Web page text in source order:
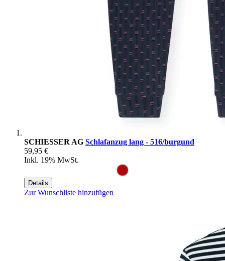
SCHIESSER AG Schlafanzug lang - 516/burgund
59,95 €
Inkl. 19% MwSt.
Details
Zur Wunschliste hinzufügen